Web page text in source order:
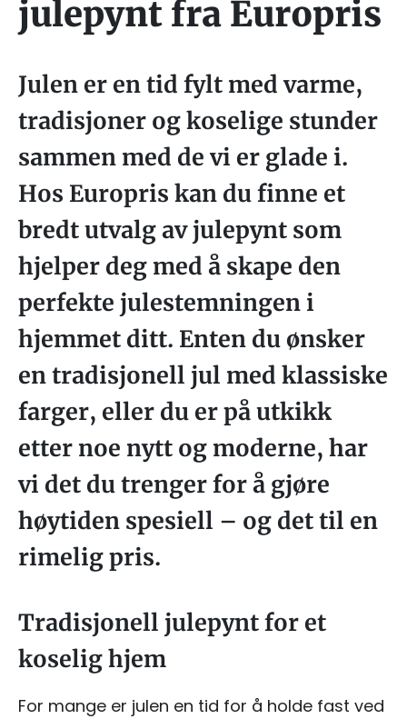
julepynt fra Europris
Julen er en tid fylt med varme,
tradisjoner og koselige stunder
sammen med de vi er glade i.
Hos Europris kan du finne et
bredt utvalg av julepynt som
hjelper deg med å skape den
perfekte julestemningen i
hjemmet ditt. Enten du ønsker
en tradisjonell jul med klassiske
farger, eller du er på utkikk
etter noe nytt og moderne, har
vi det du trenger for å gjøre
høytiden spesiell – og det til en
rimelig pris.
Tradisjonell julepynt for et
koselig hjem
For mange er julen en tid for å holde fast ved